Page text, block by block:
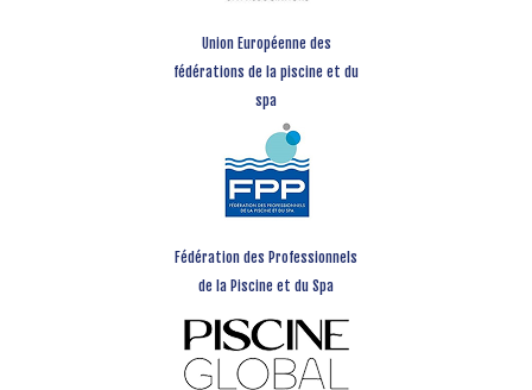
Union Européenne des
fédérations de la piscine et du
spa
Fédération des Professionnels
de la Piscine et du Spa